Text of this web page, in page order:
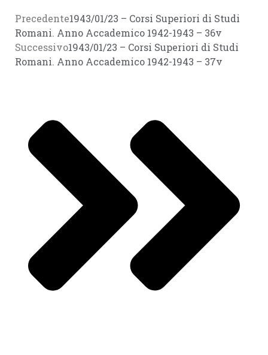
Precedente1943/01/23 – Corsi Superiori di Studi
Romani. Anno Accademico 1942-1943 – 36v
Successivo1943/01/23 – Corsi Superiori di Studi
Romani. Anno Accademico 1942-1943 – 37v